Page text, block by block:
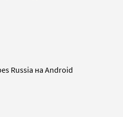
Russia на Android